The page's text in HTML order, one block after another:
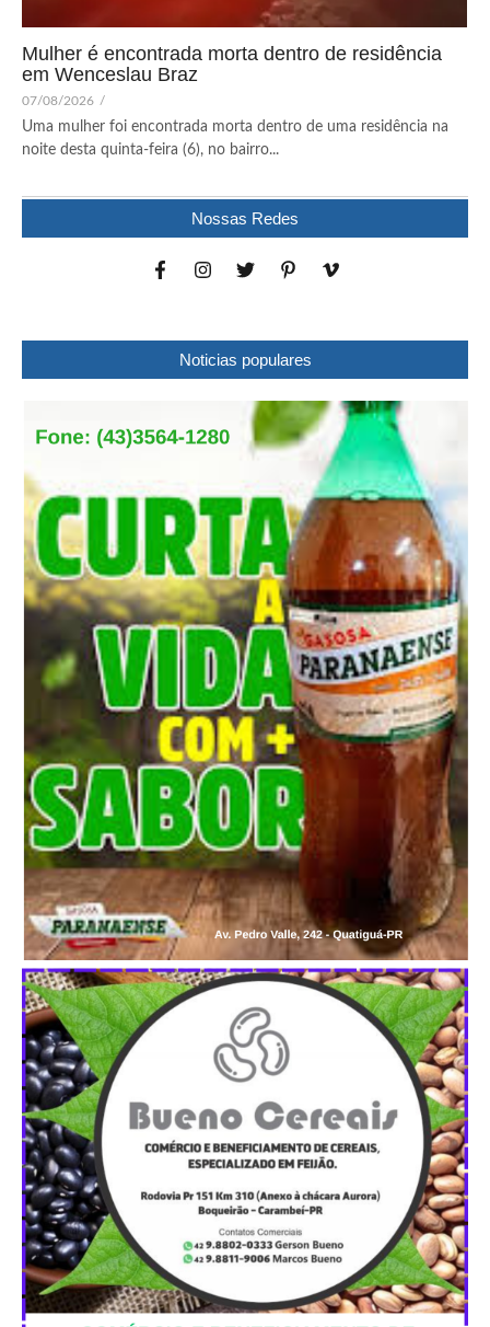
Mulher é encontrada morta dentro de residência
em Wenceslau Braz
07/08/2026 /
Uma mulher foi encontrada morta dentro de uma residência na
noite desta quinta-feira (6), no bairro...
Nossas Redes
Noticias populares